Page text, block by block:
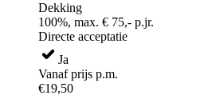
Dekking
100%, max. € 75,- p.jr.
Directe acceptatie
Ja
Vanaf prijs p.m.
€19,50